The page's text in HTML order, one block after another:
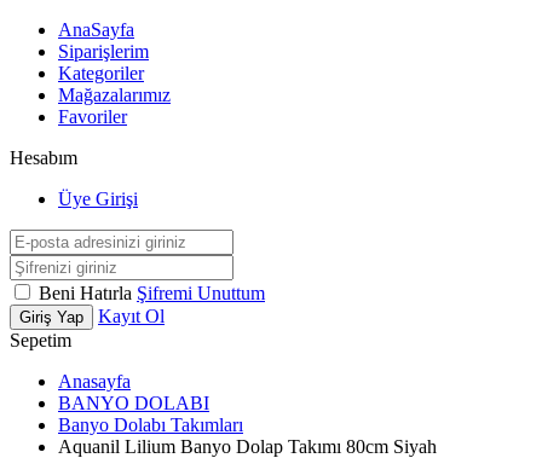
AnaSayfa
Siparişlerim
Kategoriler
Mağazalarımız
Favoriler
Hesabım
Üye Girişi
Beni Hatırla Şifremi Unuttum
Giriş Yap
Kayıt Ol
Sepetim
Anasayfa
BANYO DOLABI
Banyo Dolabı Takımları
Aquanil Lilium Banyo Dolap Takımı 80cm Siyah